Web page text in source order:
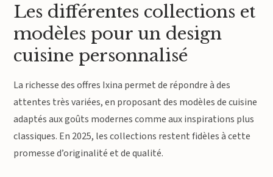
Les différentes collections et
modèles pour un design
cuisine personnalisé
La richesse des offres Ixina permet de répondre à des
attentes très variées, en proposant des modèles de cuisine
adaptés aux goûts modernes comme aux inspirations plus
classiques. En 2025, les collections restent fidèles à cette
promesse d’originalité et de qualité.